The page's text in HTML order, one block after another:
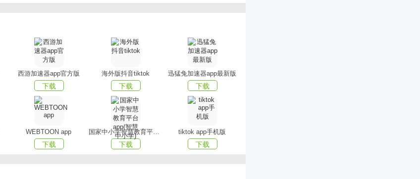
新，这里可以提取建议以及改善的方法，共同交流。
行热门排行，紧抓精品漫画!
户的偏好，做每个人回家后的心灵港湾!
西游加速器app官方版
下载
海外版抖音tiktok
下载
迅猛兔加速器app最新版
下载
WEBTOON app
下载
国家中小学智慧教育平台app(智慧中小学)
下载
tiktok app手机版
下载